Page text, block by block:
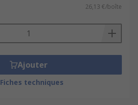
26,13 €/boîte
Ajouter
Fiches techniques